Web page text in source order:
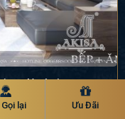
bà Sáng) NT42022
lại Ưu Đãi